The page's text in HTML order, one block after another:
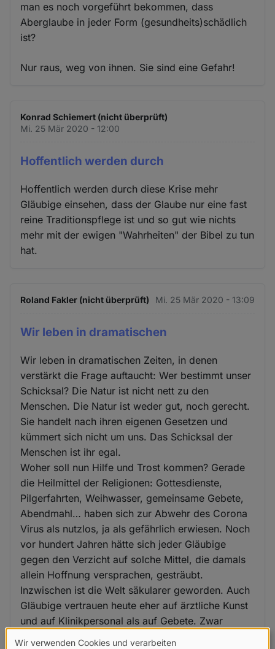
man es noch vorgeführt bekommen, dass
Aberglaube in jeder Form (gesundheits)schädlich
ist?
Nur raus, weg von ihnen. Sie sind eine Gefahr!
Konrad Schiemert (nicht überprüft)
Mi. 25 Mär 2020 - 12:00
Hoffentlich werden durch
Hoffentlich werden durch diese Krise mehr
Gläubige einsehen, dass der Glaube nur eine fast
reine Traditionspflege ist und so gut wie nichts
mehr mit der ewigen "Wahrheiten" der Bibel zu tun
hat.
Roland Fakler (nicht überprüft) Mi. 25 Mär 2020 - 13:09
Wir leben in dramatischen
Wir leben in dramatischen Zeiten, in denen
verstärkt die Frage auftaucht: Wer bestimmt unser
Schicksal? Die Natur ist nicht nett zu den
Menschen. Die Natur ist weder gut, noch gerecht.
Sie handelt nach ihren eigenen Gesetzen und
kümmert sich nicht um uns. Das Schicksal der
Menschen ist ihr egal.
Woher soll nun Hilfe und Trost kommen? Gerade
die Heilmittel der Religionen: Gottesdienste,
Pilgerfahrten, Weihwasser, gemeinsame Gebete,
Abendmahl… haben sich zur Abwehr des Corona
Virus als nutzlos, ja als gefährlich erwiesen. Noch
vor hundert Jahren hätte sich jeder Gläubige
gegen den Verzicht auf solche Mittel, die damals
allein Hoffnung versprachen, gesträubt.
Inzwischen ist die Welt säkularer geworden. Auch
Gläubige vertrauen heute eher auf ärztliche Kunst
und auf Klinikpersonal als auf Gebete. Zwar
Wir verwenden Cookies und verarbeiten